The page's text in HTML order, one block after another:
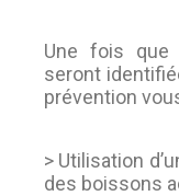
Une fois que
seront
prévention
> Utilisation
des boissons